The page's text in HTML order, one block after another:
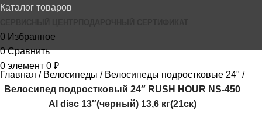
Каталог товаров
0 Избранное
0 Сравнить
0 элемент 0 ₽
Главная
Велосипеды
Велосипеды подростковые 24"
Велосипед подростковый 24″ RUSH HOUR NS-450
Al disc 13″(черный) 13,6 кг(21ск)